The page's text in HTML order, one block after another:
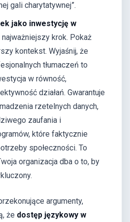
gali charytatywnej”.
jako inwestycję w
najważniejszy krok. Pokaż
kontekst. Wyjaśnij, że
tłumaczeń to
w równość,
działań. Gwarantuje
rzetelnych danych,
zaufania i
które faktycznie
społeczności. To
organizacja dba o to, by
argumenty,
że dostęp językowy w